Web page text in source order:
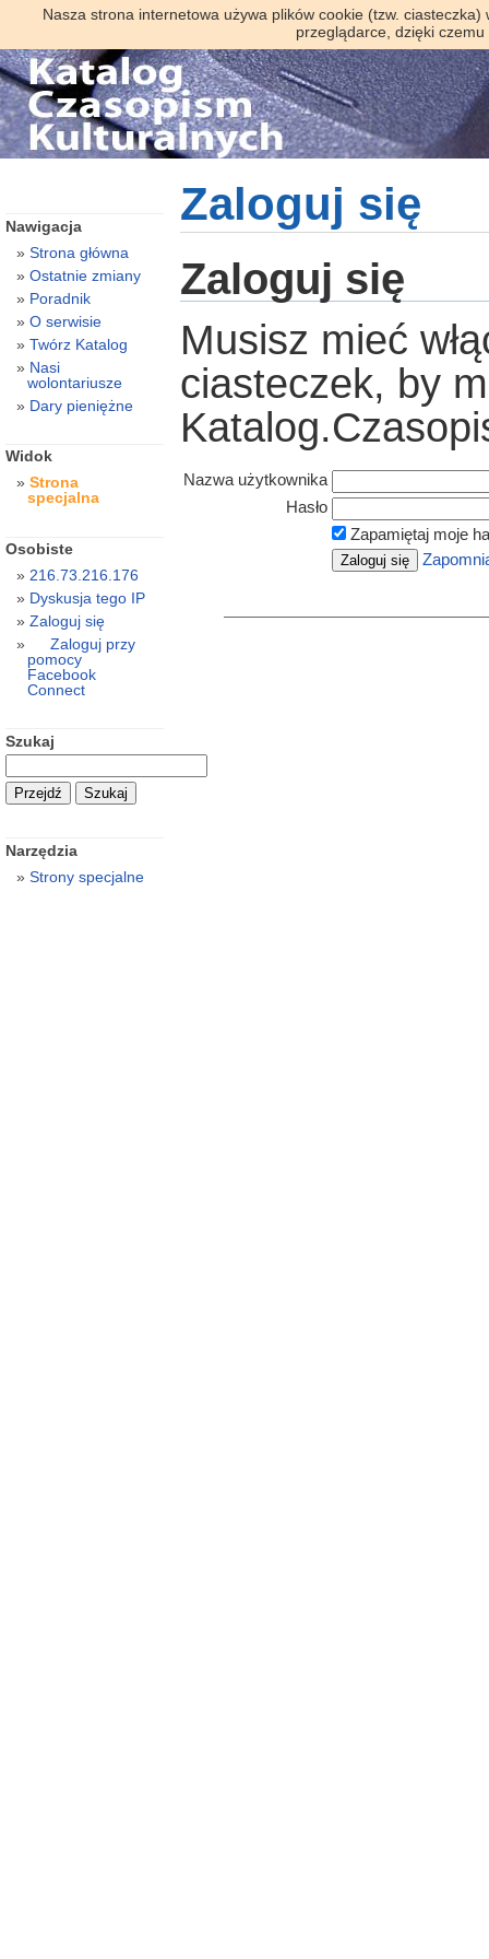
Nasza strona internetowa używa plików cookie (tzw.
przeglądarce, dzięki
Zaloguj się
Zaloguj się
Musisz mieć
ciasteczek, by
Nazwa użytkownika
Hasło
Zapamiętaj moje
Nawigacja
Strona główna
Ostatnie zmiany
Poradnik
O serwisie
Twórz Katalog
Nasi
wolontariusze
Dary pieniężne
Widok
Strona
specjalna
Osobiste
216.73.216.176
Dyskusja tego IP
Zaloguj się
Zaloguj przy
pomocy
Facebook
Connect
Szukaj
Narzędzia
Strony specjalne